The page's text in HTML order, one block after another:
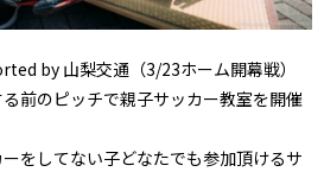
by 山梨交通（3/23ホーム開幕戦）
前のピッチで親子サッカー教室を開催
をしてない子どなたでも参加頂けるサ